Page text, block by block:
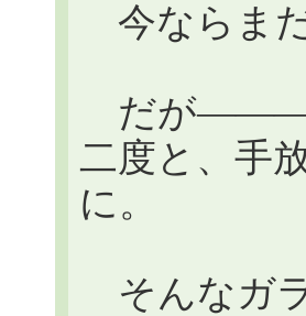
今ならま
だが―――
二度と、手
に。
そんなガ